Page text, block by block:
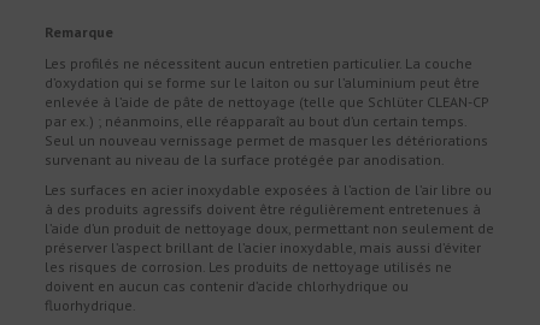
Remarque
Les profilés ne nécessitent aucun entretien particulier. La couche
d’oxydation qui se forme sur le laiton ou sur l’aluminium peut être
enlevée à l’aide de pâte de nettoyage (telle que Schlüter CLEAN-CP
par ex.) ; néanmoins, elle réapparaît au bout d’un certain temps.
Seul un nouveau vernissage permet de masquer les détériorations
survenant au niveau de la surface protégée par anodisation.
Les surfaces en acier inoxydable exposées à l’action de l’air libre ou
à des produits agressifs doivent être régulièrement entretenues à
l’aide d’un produit de nettoyage doux, permettant non seulement de
préserver l’aspect brillant de l’acier inoxydable, mais aussi d’éviter
les risques de corrosion. Les produits de nettoyage utilisés ne
doivent en aucun cas contenir d’acide chlorhydrique ou
fluorhydrique.